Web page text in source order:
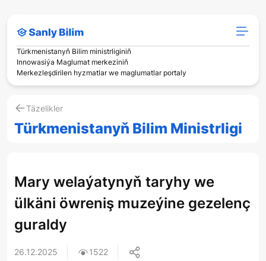
Türkmenistanyň Bilim ministrliginiň
Innowasiýa Maglumat merkeziniň
Merkezleşdirilen hyzmatlar we maglumatlar portaly
Täzelikler
Türkmenistanyň Bilim Ministrligi
Mary welaýatynyň taryhy we
ülkäni öwreniş muzeýine gezelenç
guraldy
26.12.2025 1522